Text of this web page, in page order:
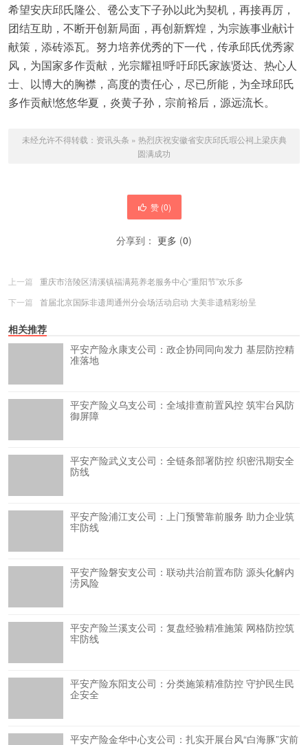
希望安庆邱氏隆公、卺公支下子孙以此为契机，再接再厉，
团结互助，不断开创新局面，再创新辉煌，为宗族事业献计
献策，添砖添瓦。努力培养优秀的下一代，传承邱氏优秀家
风，为国家多作贡献，光宗耀祖!呼吁邱氏家族贤达、热心人
士、以博大的胸襟，高度的责任心，尽已所能，为全球邱氏
多作贡献!悠悠华夏，炎黄子孙，宗前裕后，源远流长。
未经允许不得转载： 资讯头条 » 热烈庆祝安徽省安庆邱氏瑕公祠上梁庆典
圆满成功
赞 (0)
分享到： 更多 (0)
上一篇
重庆市涪陵区清溪镇福满苑养老服务中心“重阳节”欢乐多
下一篇
首届北京国际非遗周通州分会场活动启动 大美非遗精彩纷呈
相关推荐
平安产险永康支公司：政企协同同向发力 基层防控精
准落地
平安产险义乌支公司：全域排查前置风控 筑牢台风防
御屏障
平安产险武义支公司：全链条部署防控 织密汛期安全
防线
平安产险浦江支公司：上门预警靠前服务 助力企业筑
牢防线
平安产险磐安支公司：联动共治前置布防 源头化解内
涝风险
平安产险兰溪支公司：复盘经验精准施策 网格防控筑
牢防线
平安产险东阳支公司：分类施策精准防控 守护民生民
企安全
平安产险金华中心支公司：扎实开展台风“白海豚”灾前